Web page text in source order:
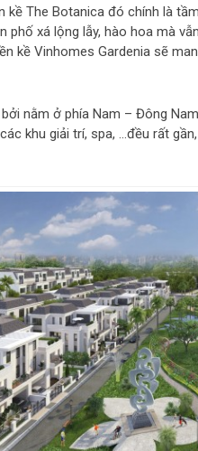
The Botanica đó chính là
phố xá lộng lẫy, hào hoa mà
kề Vinhomes Gardenia sẽ
nằm ở phía Nam – Đông
khu giải trí, spa, …đều rất